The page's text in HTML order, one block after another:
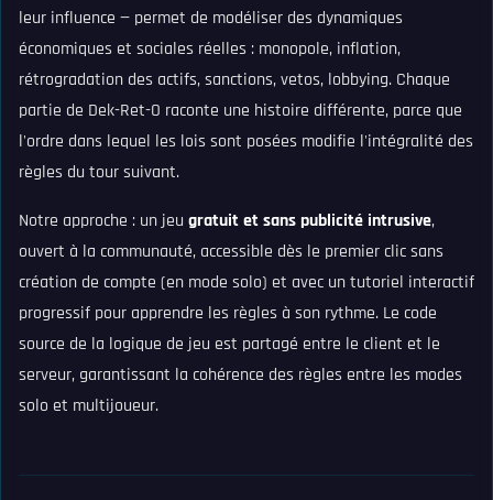
leur influence — permet de modéliser des dynamiques
économiques et sociales réelles : monopole, inflation,
rétrogradation des actifs, sanctions, vetos, lobbying. Chaque
partie de Dek-Ret-O raconte une histoire différente, parce que
l'ordre dans lequel les lois sont posées modifie l'intégralité des
règles du tour suivant.
Notre approche : un jeu gratuit et sans publicité intrusive,
ouvert à la communauté, accessible dès le premier clic sans
création de compte (en mode solo) et avec un tutoriel interactif
progressif pour apprendre les règles à son rythme. Le code
source de la logique de jeu est partagé entre le client et le
serveur, garantissant la cohérence des règles entre les modes
solo et multijoueur.